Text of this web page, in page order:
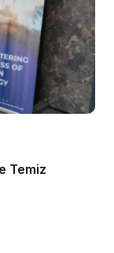
Temiz